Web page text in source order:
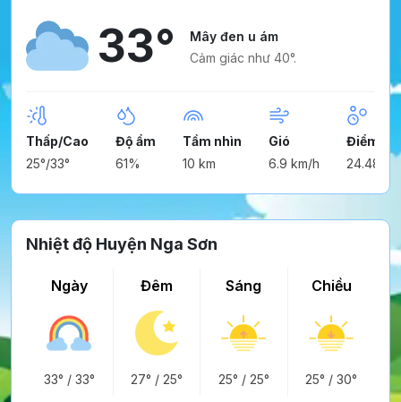
33°
Mây đen u ám
Cảm giác như 40°.
Thấp/Cao
25°/33°
Độ ẩm
61%
Tầm nhìn
10 km
Gió
6.9 km/h
Điểm
24.48°
Nhiệt độ Huyện Nga Sơn
Ngày
33° / 33°
Đêm
27° / 25°
Sáng
25° / 25°
Chiều
25° /30°